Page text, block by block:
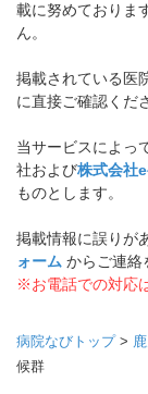
載に努めておりま
ん。
掲載されている医
に直接ご確認くだ
当サービスによっ
社および株式会社
ものとします。
掲載情報に誤りが
ォーム からご連絡
※お電話での対応
病院なびトップ>
候群